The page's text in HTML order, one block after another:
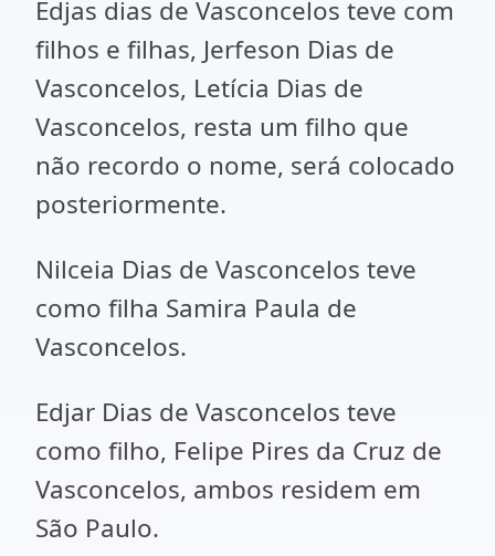
Edjas dias de Vasconcelos teve com
filhos e filhas, Jerfeson Dias de
Vasconcelos, Letícia Dias de
Vasconcelos, resta um filho que
não recordo o nome, será colocado
posteriormente.
Nilceia Dias de Vasconcelos teve
como filha Samira Paula de
Vasconcelos.
Edjar Dias de Vasconcelos teve
como filho, Felipe Pires da Cruz de
Vasconcelos, ambos residem em
São Paulo.